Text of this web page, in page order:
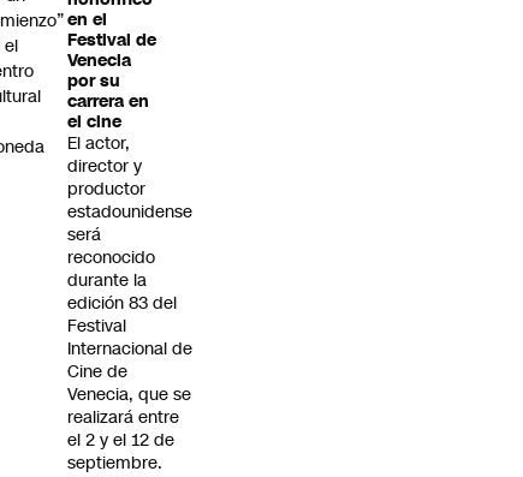
en el
Festival de
Venecia
por su
carrera en
el cine
El actor,
director y
productor
estadounidense
será
reconocido
durante la
edición 83 del
Festival
Internacional de
Cine de
Venecia, que se
realizará entre
el 2 y el 12 de
septiembre.
el